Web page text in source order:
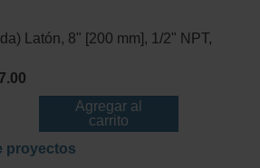
Latón, 8" [200 mm], 1/2" NPT,
Agregar al
carrito
proyectos